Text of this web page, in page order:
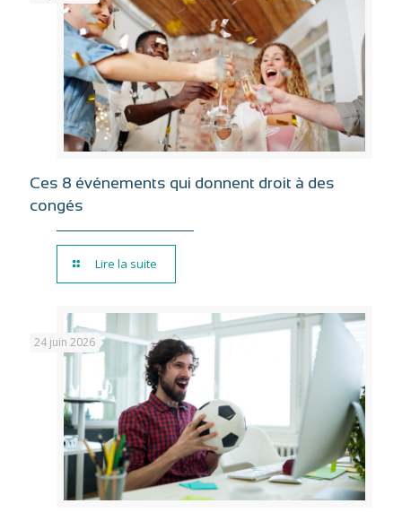
Ces 8 événements qui donnent droit à des
congés
Lire la suite
24 juin 2026